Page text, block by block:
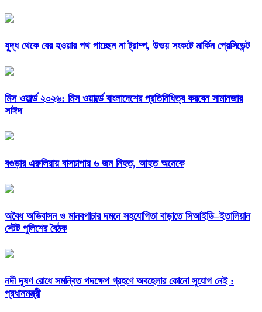
যুদ্ধ থেকে বের হওয়ার পথ পাচ্ছেন না ট্রাম্প, উভয় সংকটে মার্কিন প্রেসিডেন্ট
মিস ওয়ার্ল্ড ২০২৬: মিস ওয়ার্ল্ডে বাংলাদেশের প্রতিনিধিত্ব করবেন সামানজার
সাঈদ
বগুড়ার এরুলিয়ায় বাসচাপায় ৬ জন নিহত, আহত অনেকে
অবৈধ অভিবাসন ও মানবপাচার দমনে সহযোগিতা বাড়াতে সিআইডি–ইতালিয়ান
স্টেট পুলিশের বৈঠক
নদী দূষণ রোধে সমন্বিত পদক্ষেপ গ্রহণে অবহেলার কোনো সুযোগ নেই :
প্রধানমন্ত্রী